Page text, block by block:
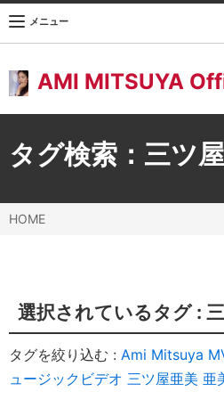
AMI MITSUYA
メニュー
タグ検索： 三ツ屋
HOME
選択されているタグ :
タグを絞り込む : Ami Mitsuya
ュージックビデオ 三ツ屋亜美 亜